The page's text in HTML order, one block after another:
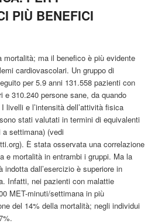
PIÙ BENEFICI
mortalità; ma il benefico è più evidente
cardiovascolari. Un gruppo di
per 5.9 anni 131.558 pazienti con
e 310.240 persone sane, da quando
livelli e l’intensità dell’attività fisica
stati valutati in termini di equivalenti
a settimana) (vedi
È stata osservata una correlazione
e mortalità in entrambi i gruppi. Ma la
indotta dall’esercizio è superiore in
Infatti, nei pazienti con malattie
MET-minuti/settimana in più
del 14% della mortalità; negli individui